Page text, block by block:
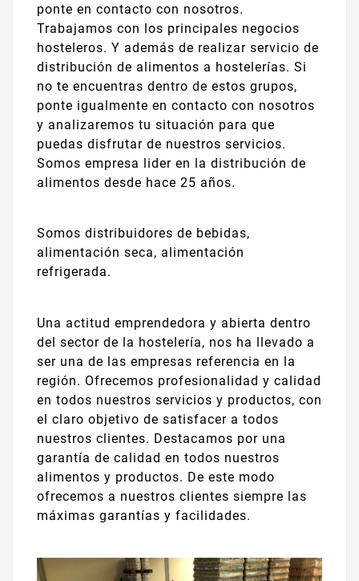
ponte en contacto con nosotros.
Trabajamos con los principales negocios
hosteleros. Y además de realizar servicio de
distribución de alimentos a hostelerías. Si
no te encuentras dentro de estos grupos,
ponte igualmente en contacto con nosotros
y analizaremos tu situación para que
puedas disfrutar de nuestros servicios.
Somos empresa lider en la distribución de
alimentos desde hace 25 años.
Somos distribuidores de bebidas,
alimentación seca, alimentación
refrigerada.
Una actitud emprendedora y abierta dentro
del sector de la hostelería, nos ha llevado a
ser una de las empresas referencia en la
región. Ofrecemos profesionalidad y calidad
en todos nuestros servicios y productos, con
el claro objetivo de satisfacer a todos
nuestros clientes. Destacamos por una
garantía de calidad en todos nuestros
alimentos y productos. De este modo
ofrecemos a nuestros clientes siempre las
máximas garantías y facilidades.